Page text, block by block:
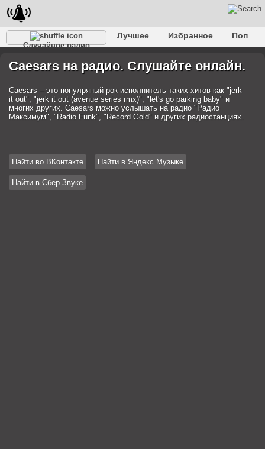
Случайное радио
Лучшее Избранное
Поп
Разговорное
Рэп Транс Дип-хаус
Фолк
Caesars на радио. Слушайте онлайн.
Caesars – это популряный рок исполнитель таких хитов как "jerk
it out", "jerk it out (avenue series rmx)", "let's go parking baby" и
многих других. Caesars можно услышать на радио "Радио
Максимум", "Radio Funk", "Record Gold" и других радиостанциях.
Найти во ВКонтакте Найти в Яндекс.Музыке
Найти в Сбер.Звуке